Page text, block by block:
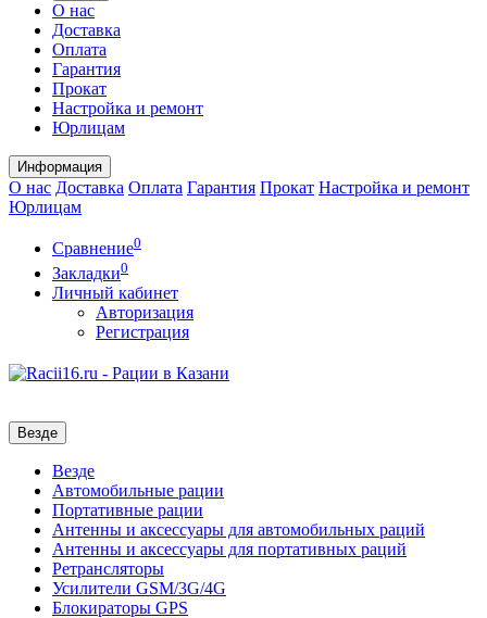
О нас
Доставка
Оплата
Гарантия
Прокат
Настройка и ремонт
Юрлицам
Информация
О нас Доставка Оплата Гарантия Прокат Настройка и ремонт
Юрлицам
Сравнение0
Закладки0
Личный кабинет
Авторизация
Регистрация
Везде
Везде
Автомобильные рации
Портативные рации
Антенны и аксессуары для автомобильных раций
Антенны и аксессуары для портативных раций
Ретрансляторы
Усилители GSM/3G/4G
Блокираторы GPS